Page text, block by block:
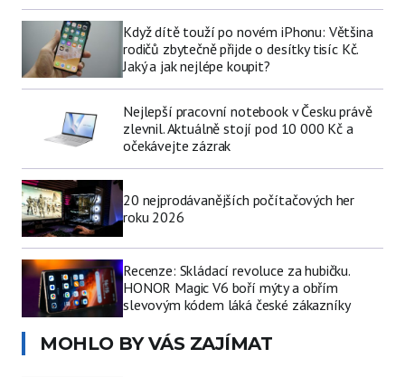
Když dítě touží po novém iPhonu: Většina
rodičů zbytečně přijde o desítky tisíc Kč.
Jaký a jak nejlépe koupit?
Nejlepší pracovní notebook v Česku právě
zlevnil. Aktuálně stojí pod 10 000 Kč a
očekávejte zázrak
20 nejprodávanějších počítačových her
roku 2026
Recenze: Skládací revoluce za hubičku.
HONOR Magic V6 boří mýty a obřím
slevovým kódem láká české zákazníky
MOHLO BY VÁS ZAJÍMAT